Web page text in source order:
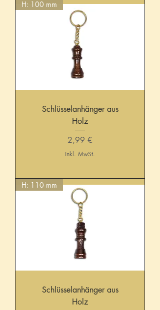
H: 100 mm
Schlüsselanhänger aus
Holz
Preis
2,99 €
inkl. MwSt.
H: 110 mm
Schlüsselanhänger aus
Holz